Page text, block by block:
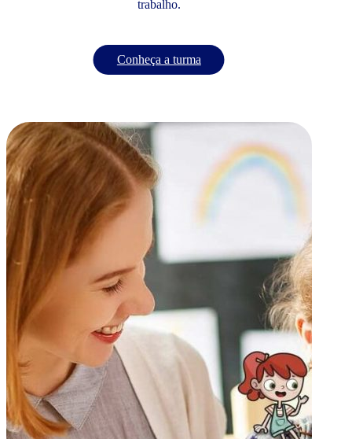
trabalho.
Conheça a turma